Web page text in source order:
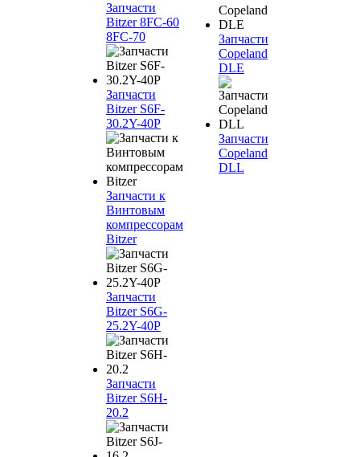
Запчасти
Bitzer 8FC-60
8FC-70
Запчасти
Bitzer S6F-
30.2Y-40P
Запчасти к
Винтовым
компрессорам
Bitzer
Запчасти
Bitzer S6G-
25.2Y-40P
Запчасти
Bitzer S6H-
20.2
Запчасти
Copeland
DLE
Запчасти
Copeland
DLL